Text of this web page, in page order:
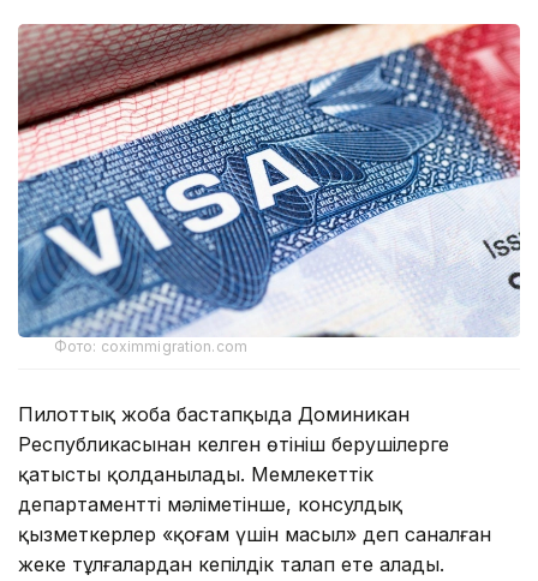
Фото: coximmigration.com
Пилоттық жоба бастапқыда Доминикан
Республикасынан келген өтініш берушілерге
қатысты қолданылады. Мемлекеттік
департаменттің мәліметінше, консулдық
қызметкерлер «қоғам үшін масыл» деп саналған
жеке тұлғалардан кепілдік талап ете алады.